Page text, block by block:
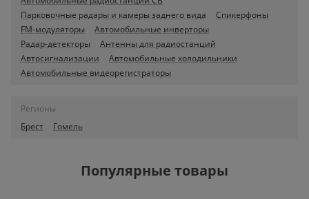
Парковочные радары и камеры заднего вида
Спикерфоны
FM-модуляторы
Автомобильные инверторы
Радар-детекторы
Антенны для радиостанций
Автосигнализации
Автомобильные холодильники
Автомобильные видеорегистраторы
Регионы
Брест
Гомель
Популярные товары